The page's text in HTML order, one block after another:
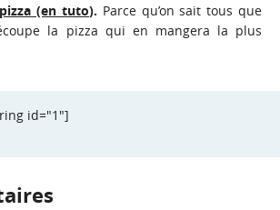
(en tuto). Parce qu’on sait tous que
la pizza qui en mangera la plus
id="1"]